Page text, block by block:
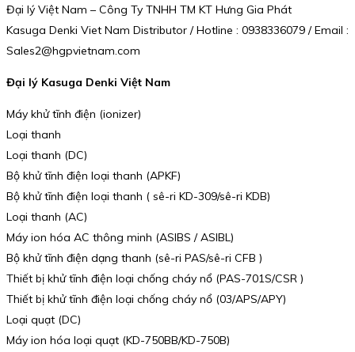
Đại lý Việt Nam – Công Ty TNHH TM KT Hưng Gia Phát
Kasuga Denki Viet Nam Distributor / Hotline : 0938336079 / Email :
Sales2@hgpvietnam.com
Đại lý Kasuga Denki Việt Nam
Máy khử tĩnh điện (ionizer)
Loại thanh
Loại thanh (DC)
Bộ khử tĩnh điện loại thanh (APKF)
Bộ khử tĩnh điện loại thanh ( sê-ri KD-309/sê-ri KDB)
Loại thanh (AC)
Máy ion hóa AC thông minh (ASIBS / ASIBL)
Bộ khử tĩnh điện dạng thanh (sê-ri PAS/sê-ri CFB )
Thiết bị khử tĩnh điện loại chống cháy nổ (PAS-701S/CSR )
Thiết bị khử tĩnh điện loại chống cháy nổ (03/APS/APY)
Loại quạt (DC)
Máy ion hóa loại quạt (KD-750BB/KD-750B)